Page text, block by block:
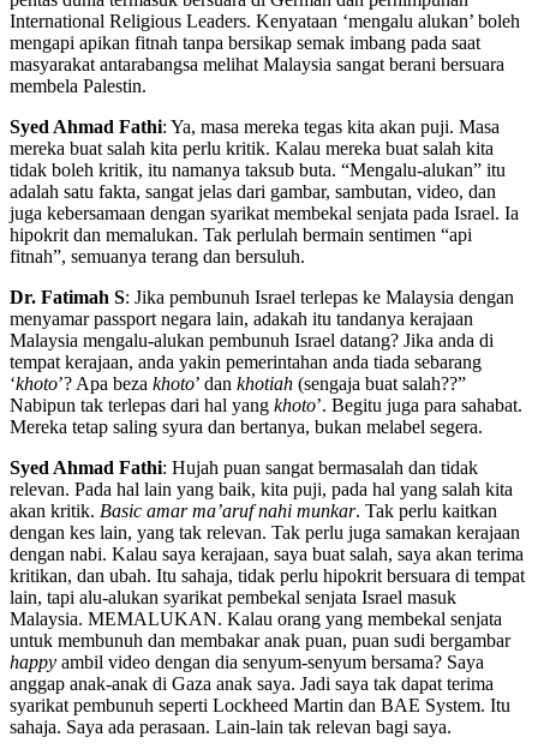
International Religious Leaders. Kenyataan ‘mengalu alukan’ boleh
mengapi apikan fitnah tanpa bersikap semak imbang pada saat
masyarakat antarabangsa melihat Malaysia sangat berani bersuara
membela Palestin.
Syed Ahmad Fathi: Ya, masa mereka tegas kita akan puji. Masa
mereka buat salah kita perlu kritik. Kalau mereka buat salah kita
tidak boleh kritik, itu namanya taksub buta. “Mengalu-alukan” itu
adalah satu fakta, sangat jelas dari gambar, sambutan, video, dan
juga kebersamaan dengan syarikat membekal senjata pada Israel. Ia
hipokrit dan memalukan. Tak perlulah bermain sentimen “api
fitnah”, semuanya terang dan bersuluh.
Dr. Fatimah S: Jika pembunuh Israel terlepas ke Malaysia dengan
menyamar passport negara lain, adakah itu tandanya kerajaan
Malaysia mengalu-alukan pembunuh Israel datang? Jika anda di
tempat kerajaan, anda yakin pemerintahan anda tiada sebarang
‘khoto’? Apa beza khoto’ dan khotiah (sengaja buat salah??”
Nabipun tak terlepas dari hal yang khoto’. Begitu juga para sahabat.
Mereka tetap saling syura dan bertanya, bukan melabel segera.
Syed Ahmad Fathi: Hujah puan sangat bermasalah dan tidak
relevan. Pada hal lain yang baik, kita puji, pada hal yang salah kita
akan kritik. Basic amar ma’aruf nahi munkar. Tak perlu kaitkan
dengan kes lain, yang tak relevan. Tak perlu juga samakan kerajaan
dengan nabi. Kalau saya kerajaan, saya buat salah, saya akan terima
kritikan, dan ubah. Itu sahaja, tidak perlu hipokrit bersuara di tempat
lain, tapi alu-alukan syarikat pembekal senjata Israel masuk
Malaysia. MEMALUKAN. Kalau orang yang membekal senjata
untuk membunuh dan membakar anak puan, puan sudi bergambar
happy ambil video dengan dia senyum-senyum bersama? Saya
anggap anak-anak di Gaza anak saya. Jadi saya tak dapat terima
syarikat pembunuh seperti Lockheed Martin dan BAE System. Itu
sahaja. Saya ada perasaan. Lain-lain tak relevan bagi saya.